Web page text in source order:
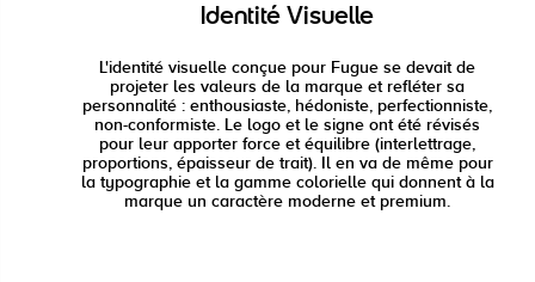
Identité Visuelle
L'identité visuelle conçue pour Fugue se devait de
projeter les valeurs de la marque et refléter sa
personnalité : enthousiaste, hédoniste, perfectionniste,
non-conformiste. Le logo et le signe ont été révisés
pour leur apporter force et équilibre (interlettrage,
proportions, épaisseur de trait). Il en va de même pour
la typographie et la gamme colorielle qui donnent à la
marque un caractère moderne et premium.